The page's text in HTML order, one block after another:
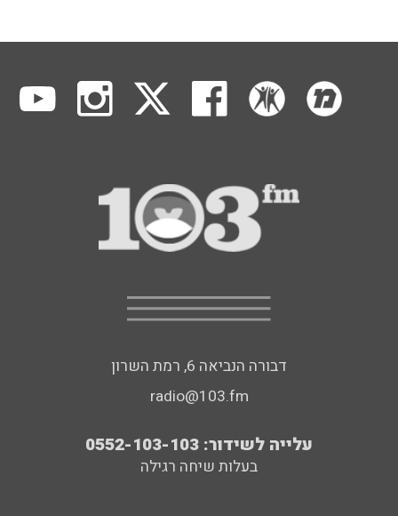
דבורה הנביאה 6, רמת השרון
radio@103.fm
עלייה לשידור: 0552-103-103
בעלות שיחה רגילה